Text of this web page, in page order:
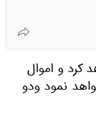
کرد و اموال
نمود ودو